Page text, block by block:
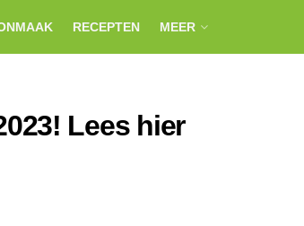
RECEPTEN MEER
Lees hier